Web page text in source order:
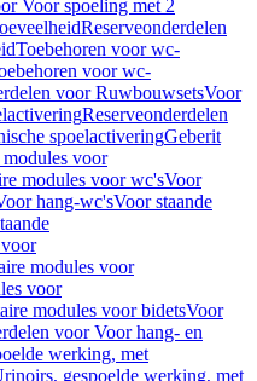
Voor spoeling met 2
Reserveonderdelen
Toebehoren voor wc-
voor wc-
voor RuwbouwsetsVoor
Reserveonderdelen
spoelactiveringGeberit
modules voor
modules voor wc'sVoor
hang-wc'sVoor staande
modules voor
voor
modules voor bidetsVoor
voor Voor hang- en
werking, met
gespoelde werking, met